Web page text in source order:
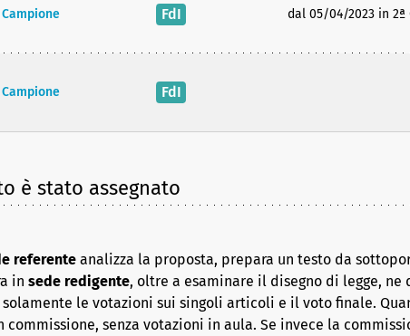
FdI dal 05/04/2023 in
FdI
è stato assegnato
referente analizza la proposta, prepara un testo da
in sede redigente, oltre a esaminare il disegno di legge,
solamente le votazioni sui singoli articoli e il voto finale.
senza votazioni in aula. Se invece la